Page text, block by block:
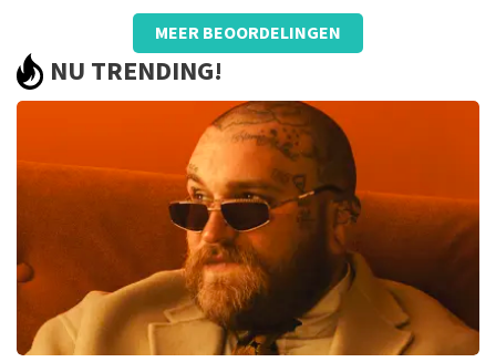
Beoordeling van Anoniem overTopTicketShop
Spijtig dat we iemand moesten zoeken
om tickets af te printen.
Is alles ging vlot voor ons. Wij zijn goed te been, anders
zou het moeilijk geweest zijn.. Top, heel goed liefst
niet tijdens de voorstelling naar het toilet of zo... Dat is
moeilijk
De recensie is vertaaldOrigineel weergeven
MEER BEOORDELINGEN
NU TRENDING!